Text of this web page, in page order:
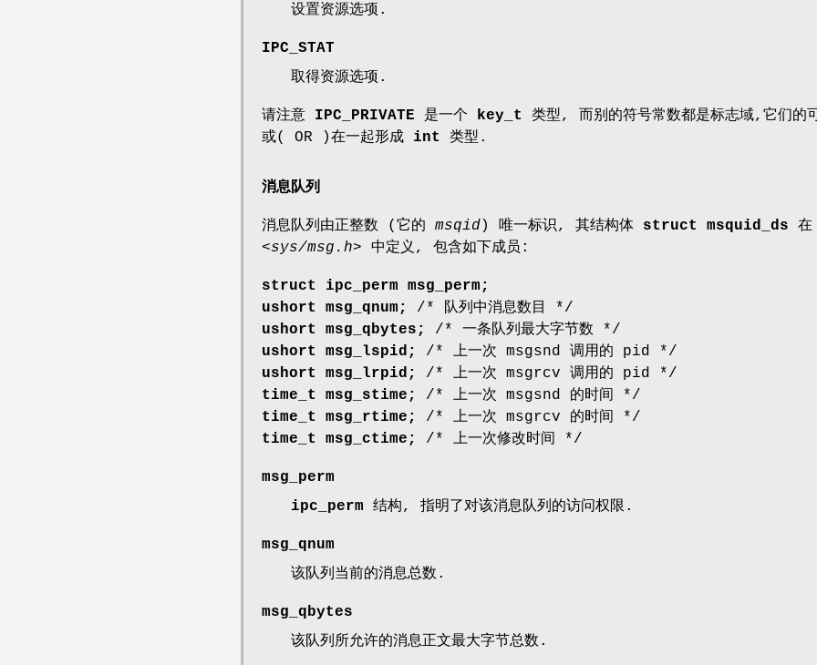
设置资源选项.
IPC_STAT
取得资源选项.
请注意 IPC_PRIVATE 是一个 key_t
类型, 而别的符号常数都是标志域,它们的
或( OR )在一起形成 int 类型.
消息队列
消息队列由正整数 (它的 msqid) 唯一标识, 其结构体 struct msquid_ds 在
<sys/msg.h> 中定义, 包含如下成员:
struct ipc_perm msg_perm;
ushort msg_qnum; /* 队列中消息数目 */
ushort msg_qbytes; /* 一条队列最大字节数 */
ushort msg_lspid; /* 上一次 msgsnd 调用的 pid */
ushort msg_lrpid; /* 上一次 msgrcv 调用的 pid */
time_t msg_stime; /* 上一次 msgsnd 的时间 */
time_t msg_rtime; /* 上一次 msgrcv 的时间 */
time_t msg_ctime; /* 上一次修改时间 */
msg_perm
ipc_perm 结构, 指明了对该消息队列的访问权限.
msg_qnum
该队列当前的消息总数.
msg_qbytes
该队列所允许的消息正文最大字节总数.